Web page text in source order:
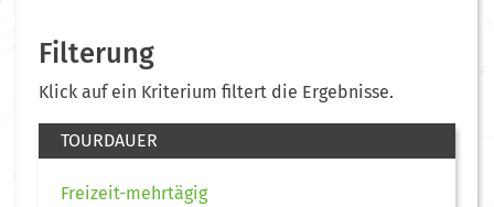
Filterung
Klick auf ein Kriterium filtert die Ergebnisse.
TOURDAUER
Freizeit-mehrtägig